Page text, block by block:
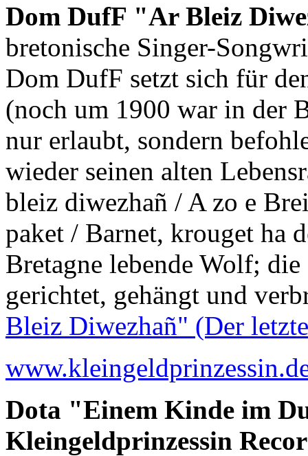
Dom DufF "Ar Bleiz
bretonische Singer-
Dom DufF setzt sich für
(noch um 1900 war in der
nur erlaubt, sondern
wieder seinen alten
bleiz diwezhañ / A zo e
paket / Barnet, krouget ha
Bretagne lebende Wolf;
gerichtet, gehängt und
Bleiz Diwezhañ" (Der
Dota "Einem Kinde im
Kleingeldprinzessin